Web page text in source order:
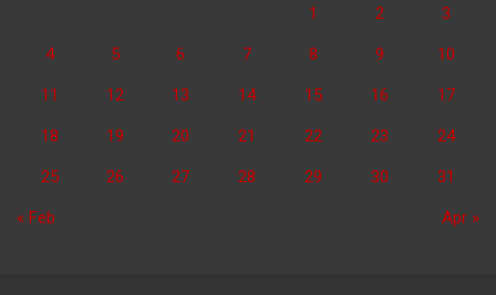
1 2 3
4 5 6 7 8 9 10
11 12 13 14 15 16 17
18 19 20 21 22 23 24
25 26 27 28 29 30 31
« Feb Apr »